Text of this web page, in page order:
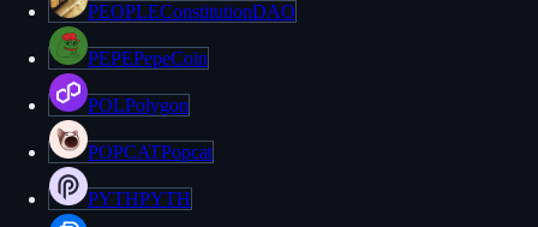
PEOPLEConstitutionDAO
PEPEPepeCoin
POLPolygon
POPCATPopcat
PYTHPYTH